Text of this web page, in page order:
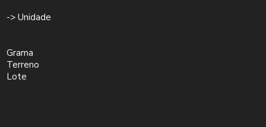
-> Unidade
Grama
Terreno
Lote